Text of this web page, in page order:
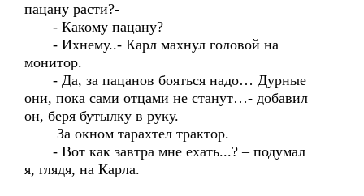
пацану расти?-
- Какому пацану? –
- Ихнему..- Карл махнул головой на
монитор.
- Да, за пацанов бояться надо… Дурные
они, пока сами отцами не станут…- добавил
он, беря бутылку в руку.
За окном тарахтел трактор.
- Вот как завтра мне ехать...? – подумал
я, глядя, на Карла.